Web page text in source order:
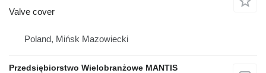
Valve cover
Poland, Mińsk Mazowiecki
Przedsiębiorstwo Wielobranżowe MANTIS